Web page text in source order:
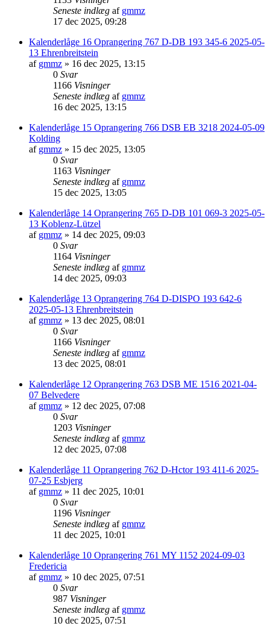
Seneste indlæg af gmmz
17 dec 2025, 09:28
Kalenderlåge 16 Oprangering 767 D-DB 193 345-6 2025-05-
13 Ehrenbreitstein
af gmmz » 16 dec 2025, 13:15
0 Svar
1166 Visninger
Seneste indlæg af gmmz
16 dec 2025, 13:15
Kalenderlåge 15 Oprangering 766 DSB EB 3218 2024-05-09
Kolding
af gmmz » 15 dec 2025, 13:05
0 Svar
1163 Visninger
Seneste indlæg af gmmz
15 dec 2025, 13:05
Kalenderlåge 14 Oprangering 765 D-DB 101 069-3 2025-05-
13 Koblenz-Lützel
af gmmz » 14 dec 2025, 09:03
0 Svar
1164 Visninger
Seneste indlæg af gmmz
14 dec 2025, 09:03
Kalenderlåge 13 Oprangering 764 D-DISPO 193 642-6
2025-05-13 Ehrenbreitstein
af gmmz » 13 dec 2025, 08:01
0 Svar
1166 Visninger
Seneste indlæg af gmmz
13 dec 2025, 08:01
Kalenderlåge 12 Oprangering 763 DSB ME 1516 2021-04-
07 Belvedere
af gmmz » 12 dec 2025, 07:08
0 Svar
1203 Visninger
Seneste indlæg af gmmz
12 dec 2025, 07:08
Kalenderlåge 11 Oprangering 762 D-Hctor 193 411-6 2025-
07-25 Esbjerg
af gmmz » 11 dec 2025, 10:01
0 Svar
1196 Visninger
Seneste indlæg af gmmz
11 dec 2025, 10:01
Kalenderlåge 10 Oprangering 761 MY 1152 2024-09-03
Fredericia
af gmmz » 10 dec 2025, 07:51
0 Svar
987 Visninger
Seneste indlæg af gmmz
10 dec 2025, 07:51